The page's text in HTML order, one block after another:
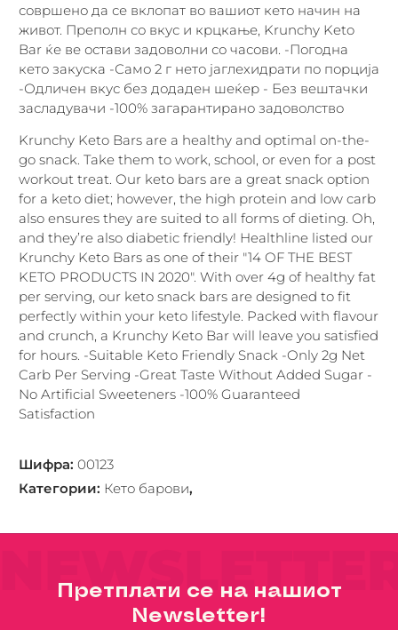
совршено да се вклопат во вашиот кето начин на
живот. Преполн со вкус и крцкање, Krunchy Keto
Bar ќе ве остави задоволни со часови. -Погодна
кето закуска -Само 2 г нето јаглехидрати по порција
-Одличен вкус без додаден шеќер - Без вештачки
засладувачи -100% загарантирано задоволство
Krunchy Keto Bars are a healthy and optimal on-the-
go snack. Take them to work, school, or even for a post
workout treat. Our keto bars are a great snack option
for a keto diet; however, the high protein and low carb
also ensures they are suited to all forms of dieting. Oh,
and they’re also diabetic friendly! Healthline listed our
Krunchy Keto Bars as one of their "14 OF THE BEST
KETO PRODUCTS IN 2020". With over 4g of healthy fat
per serving, our keto snack bars are designed to fit
perfectly within your keto lifestyle. Packed with flavour
and crunch, a Krunchy Keto Bar will leave you satisfied
for hours. -Suitable Keto Friendly Snack -Only 2g Net
Carb Per Serving -Great Taste Without Added Sugar -
No Artificial Sweeteners -100% Guaranteed
Satisfaction
Шифра: 00123
Категории: Кето барови,
Претплати се на нашиот
Newsletter!